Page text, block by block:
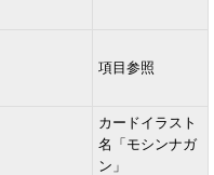
項目参照
カードイラスト
名「モシンナガ
ン」